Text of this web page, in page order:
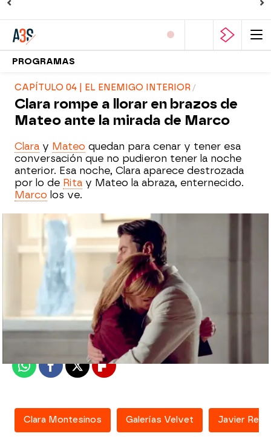
PROGRAMAS
CAPÍTULO 04 | EL ENEMIGO INTERIOR
Clara rompe a llorar en brazos de
Mateo ante la mirada de Marco
Clara y Mateo quedan para cenar y tener esa
conversación que no pudieron tener la noche
anterior. Esa noche, Clara aparece destrozada
por lo de Rita y Mateo la abraza, enternecido.
Marco los ve.
Madrid
16 de febrero de 2018, 13:01
WhatsappFacebook
X Flipboard
Clara Montesinos Galerías Velvet Javier Rey